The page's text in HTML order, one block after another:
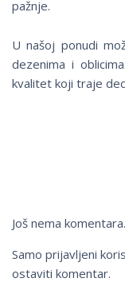
pažnje.
U našoj ponudi
dezenima i
kvalitet koji traje
Još nema komentara.
Samo prijavljeni
ostaviti komentar.